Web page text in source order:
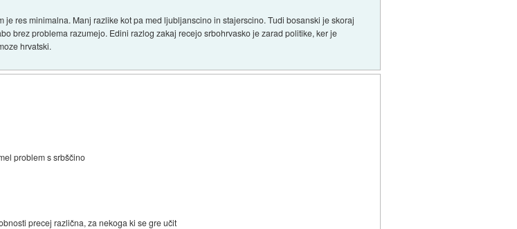
res minimalna. Manj razlike kot pa med ljubljanscino in stajerscino. Tudi bosanski je skoraj
brez problema razumejo. Edini razlog zakaj recejo srbohrvasko je zarad politike, ker je
hrvatski.
problem s srbščino
precej različna, za nekoga ki se gre učit